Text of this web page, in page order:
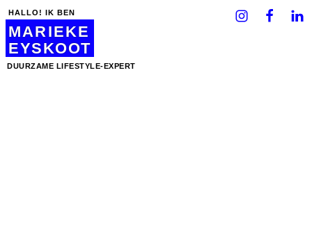
HALLO! IK BEN
MARIEKE
EYSKOOT
DUURZAME LIFESTYLE-EXPERT